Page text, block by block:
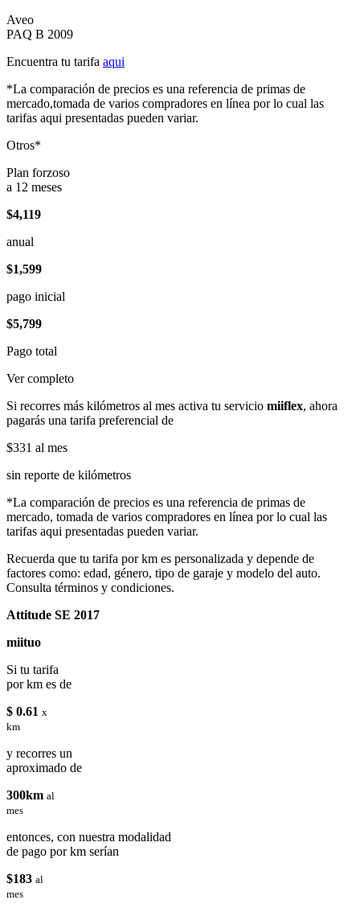
Aveo
PAQ B 2009
Encuentra tu tarifa aqui
*La comparación de precios es una referencia de primas de
mercado,tomada de varios compradores en línea por lo cual las
tarifas aqui presentadas pueden variar.
Otros*
Plan forzoso
a 12 meses
$4,119
anual
$1,599
pago inicial
$5,799
Pago total
Ver completo
Si recorres más kilómetros al mes activa tu servicio miiflex, ahora
pagarás una tarifa preferencial de
$331 al mes
sin reporte de kilómetros
*La comparación de precios es una referencia de primas de
mercado, tomada de varios compradores en línea por lo cual las
tarifas aqui presentadas pueden variar.
Recuerda que tu tarifa por km es personalizada y depende de
factores como: edad, género, tipo de garaje y modelo del auto.
Consulta términos y condiciones.
Attitude SE 2017
miituo
Si tu tarifa
por km es de
$ 0.61 x
km
y recorres un
aproximado de
300km al
mes
entonces, con nuestra modalidad
de pago por km serían
$183 al
mes